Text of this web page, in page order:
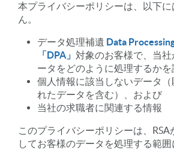
本プライバシーポリシーは、以下
ん。
データ処理補遺 Data
「DPA」 対象のお客様で、当
ータをどのように処理するか
個人情報に該当しないデータ（
れたデータを含む）、および
当社の求職者に関連する情報
このプライバシーポリシーは、RSA
してお客様のデータを処理する範